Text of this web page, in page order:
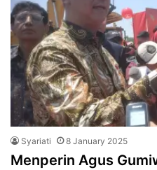
Syariati 8 January 2025
Menperin Agus